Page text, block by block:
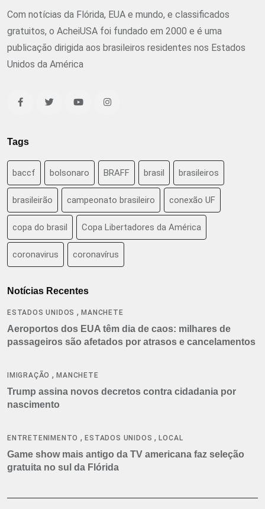
Com notícias da Flórida, EUA e mundo, e classificados
gratuitos, o AcheiUSA foi fundado em 2000 e é uma
publicação dirigida aos brasileiros residentes nos Estados
Unidos da América
Tags
baccf bolsonaro BRAFF brasil brasileiros
brasileirão campeonato brasileiro conexão UF
copa do brasil Copa Libertadores da América
coronavirus coronavírus
Notícias Recentes
ESTADOS UNIDOS ,MANCHETE
Aeroportos dos EUA têm dia de caos: milhares de
passageiros são afetados por atrasos e cancelamentos
IMIGRAÇÃO ,MANCHETE
Trump assina novos decretos contra cidadania por
nascimento
ENTRETENIMENTO ,ESTADOS UNIDOS ,LOCAL
Game show mais antigo da TV americana faz seleção
gratuita no sul da Flórida